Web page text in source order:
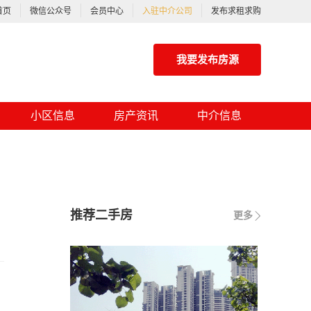
页 微信公众号 会员中心 入驻中介公司 发布求租求购
我要发布房源
小区信息 房产资讯 中介信息
更多
推荐二手房